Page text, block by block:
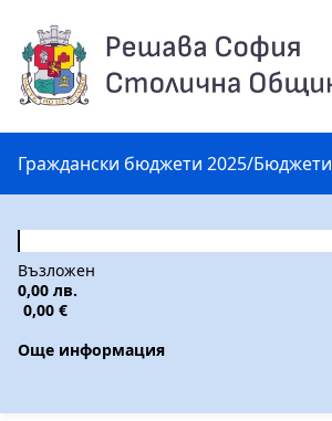
Граждански бюджети 2025/Бюджети
Възложен
0,00 лв.
0,00 €
Още информация